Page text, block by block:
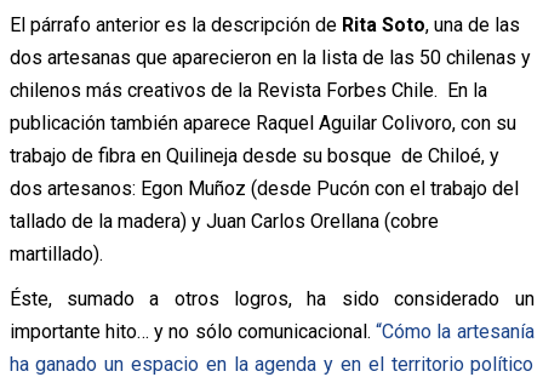
El párrafo anterior es la descripción de Rita Soto, una de las
dos artesanas que aparecieron en la lista de las 50 chilenas y
chilenos más creativos de la Revista Forbes Chile. En la
publicación también aparece Raquel Aguilar Colivoro, con su
trabajo de fibra en Quilineja desde su bosque de Chiloé, y
dos artesanos: Egon Muñoz (desde Pucón con el trabajo del
tallado de la madera) y Juan Carlos Orellana (cobre
martillado).
Éste, sumado a otros logros, ha sido considerado un
importante hito… y no sólo comunicacional. “Cómo la artesanía
ha ganado un espacio en la agenda y en el territorio político